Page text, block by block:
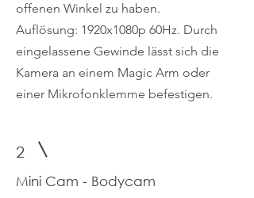
offenen Winkel zu haben.
Auflösung: 1920x1080p 60Hz. Durch
eingelassene Gewinde lässt sich die
Kamera an einem Magic Arm oder
einer Mikrofonklemme befestigen.
2
Mini Cam - Bodycam